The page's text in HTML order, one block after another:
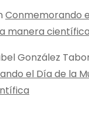
Conmemorando
manera científica
González
el Día de la